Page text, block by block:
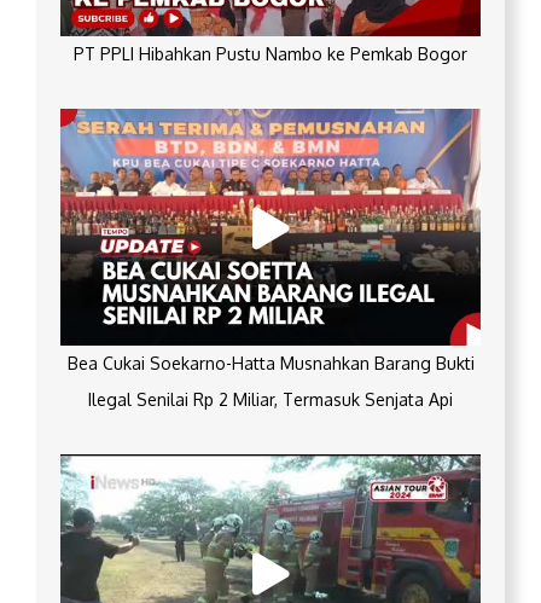
PT PPLI Hibahkan Pustu Nambo ke Pemkab Bogor
Bea Cukai Soekarno-Hatta Musnahkan Barang Bukti
Ilegal Senilai Rp 2 Miliar, Termasuk Senjata Api